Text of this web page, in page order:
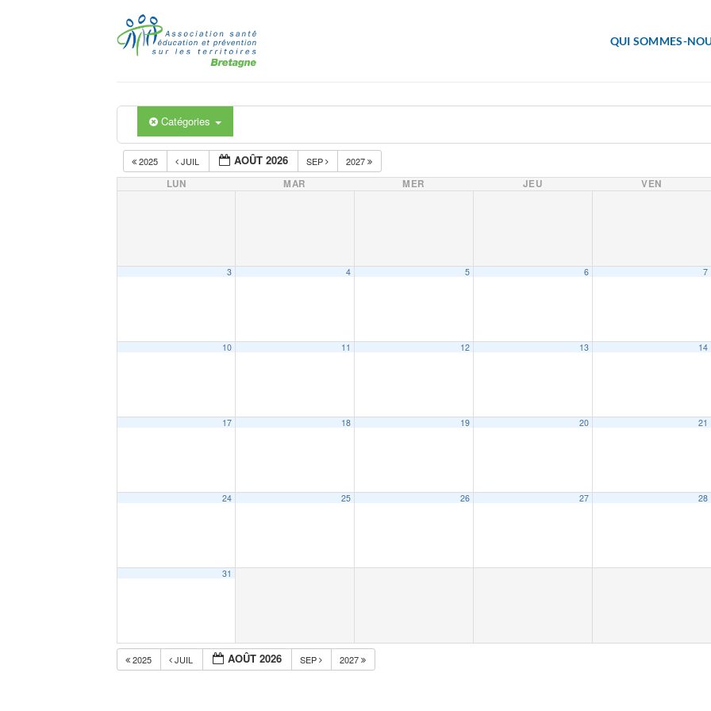
QUI SOMMES-
Catégories
2025 JUIL AOÛT 2026 SEP 2027
LUN MAR MER JEU VEN
3 4 5 6 7
10 11 12 13 14
17 18 19 20 21
24 25 26 27 28
31
2025 JUIL AOÛT 2026 SEP 2027